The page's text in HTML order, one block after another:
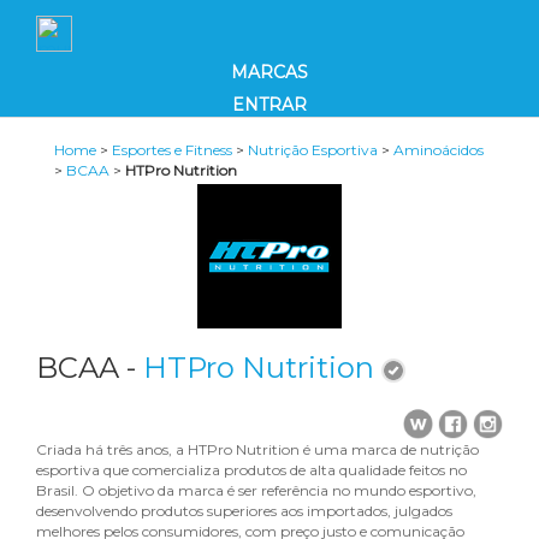
MARCAS
ENTRAR
Home > Esportes e Fitness > Nutrição Esportiva > Aminoácidos
> BCAA > HTPro Nutrition
BCAA - HTPro Nutrition
Criada há três anos, a HTPro Nutrition é uma marca de nutrição
esportiva que comercializa produtos de alta qualidade feitos no
Brasil. O objetivo da marca é ser referência no mundo esportivo,
desenvolvendo produtos superiores aos importados, julgados
melhores pelos consumidores, com preço justo e comunicação